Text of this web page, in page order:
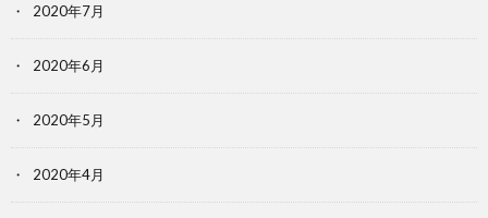
2020年7月
2020年6月
2020年5月
2020年4月